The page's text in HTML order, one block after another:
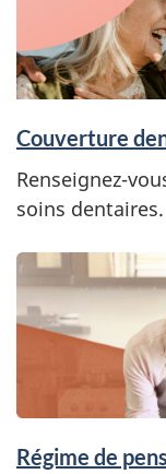
d
e
t
t
e
Couverture
Renseignez-
soins dentaires.
Régime de